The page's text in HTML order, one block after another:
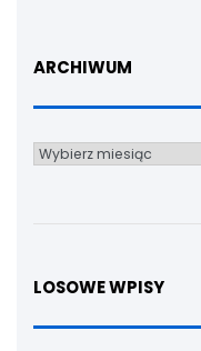
ARCHIWUM
Archiwum
LOSOWE WPISY